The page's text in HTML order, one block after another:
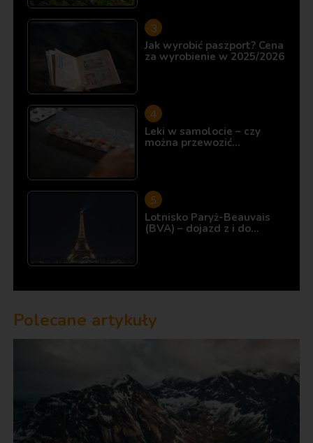
Jak wyrobić paszport? Cena
za wyrobienie w 2025/2026
Leki w samolocie – czy
można przewozić…
Lotnisko Paryż-Beauvais
(BVA) – dojazd z i do…
Polecane artykuły